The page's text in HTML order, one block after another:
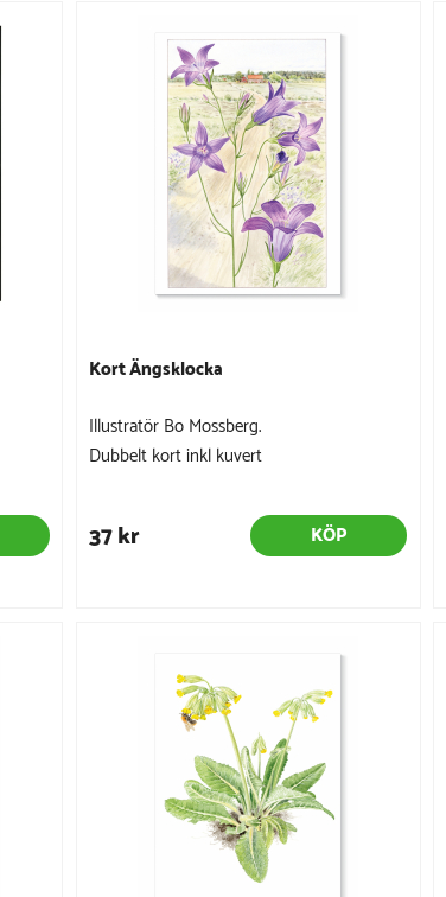
Kort Ängsklocka
Illustratör Bo Mossberg.
Dubbelt kort inkl kuvert
37 kr KÖP